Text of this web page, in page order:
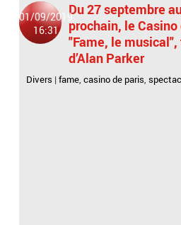
01/09/2019
16:31
Du 27 septembre
prochain, le
"Fame, le
d’Alan Parker
Divers |fame,casino de paris,